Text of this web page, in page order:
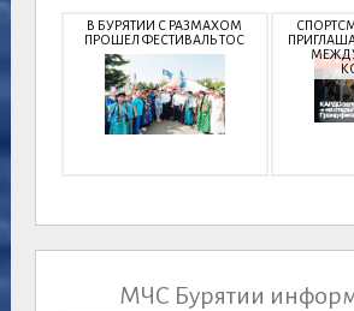
В БУРЯТИИ С РАЗМАХОМ
ПРОШЕЛ ФЕСТИВАЛЬ ТОС
МЧС Бурятии